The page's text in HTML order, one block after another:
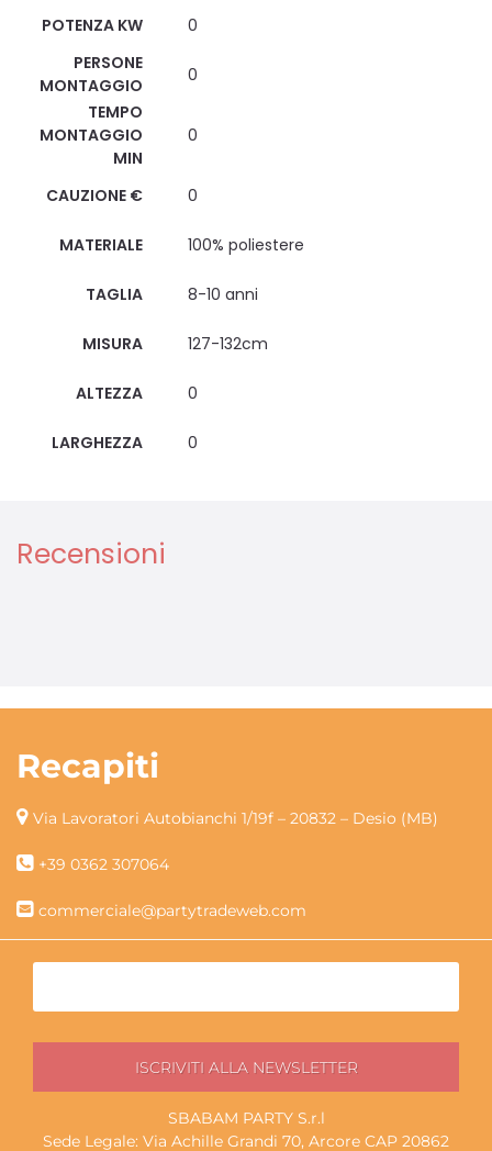
POTENZA KW
0
PERSONE
MONTAGGIO
0
TEMPO
MONTAGGIO
MIN
0
CAUZIONE € 0
MATERIALE 100% poliestere
TAGLIA 8-10 anni
MISURA 127-132cm
ALTEZZA 0
LARGHEZZA 0
Recensioni
Recapiti
Via Lavoratori Autobianchi 1/19f – 20832 – Desio (MB)
+39 0362 307064
commerciale@partytradeweb.com
SBABAM PARTY S.r.l
Sede Legale: Via Achille Grandi 70, Arcore CAP 20862